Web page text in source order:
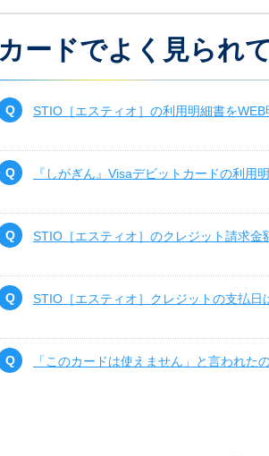
カードでよく見られ
STIO［エスティオ］の利用明細書を
『しがぎん』Visaデビットカードの利用
STIO［エスティオ］のクレジット請求金
STIO［エスティオ］クレジットの支払日
「このカードは使えません」と言われた